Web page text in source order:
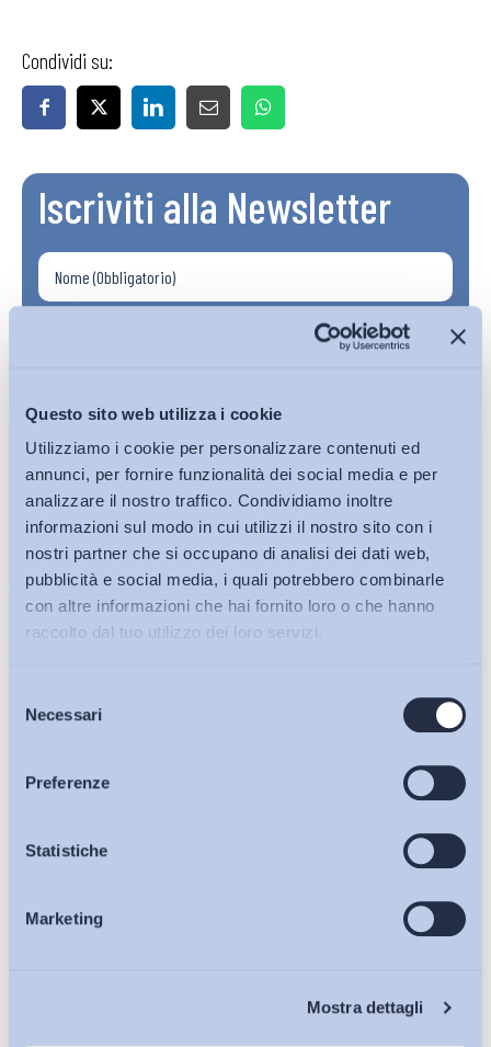
Questo sito web utilizza i cookie
Utilizziamo i cookie per personalizzare contenuti ed
annunci, per fornire funzionalità dei social media e per
analizzare il nostro traffico. Condividiamo inoltre
informazioni sul modo in cui utilizzi il nostro sito con i
nostri partner che si occupano di analisi dei dati web,
pubblicità e social media, i quali potrebbero combinarle
con altre informazioni che hai fornito loro o che hanno
raccolto dal tuo utilizzo dei loro servizi.
delNecessari
Preferenze
Statistiche
Marketing
Mostra dettagli
Bollettini ADAPT
Articoli
Osservatori
Eventi
Condividi su:
Iscriviti alla Newsletter
Ho letto e Accetto il trattamento dei dati personali descritti
Iscriviti